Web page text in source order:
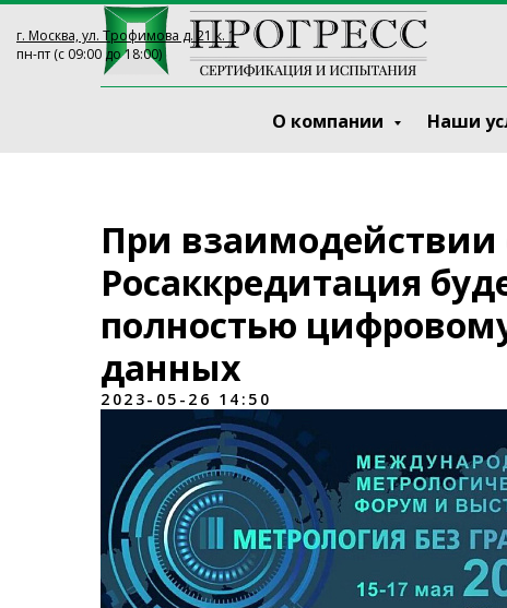
О компании Наши
г. Москва, ул. Трофимова д. 21 к. 1
пн-пт (с 09:00 до 18:00)
При взаимодействии
Росаккредитация
полностью
данных
2023-05-26 14:50